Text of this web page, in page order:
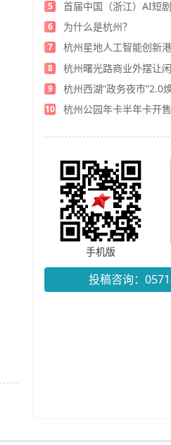
5 首届中国（浙江）AI短
6 为什么是杭州？
7 杭州星地人工智能创新
8 杭州曙光路商业外摆让
9 杭州西湖“政务夜市”2.0
10 杭州公园年卡半年卡开售
手机版
投稿咨询：